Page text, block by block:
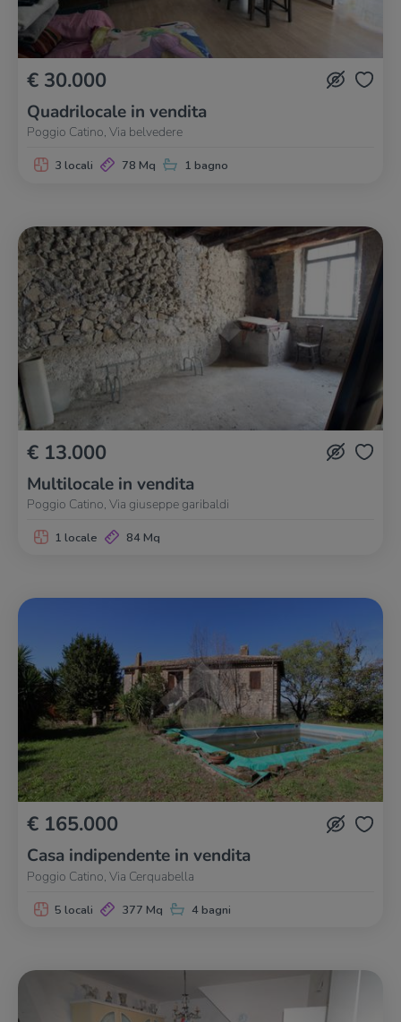
€ 30.000
Quadrilocale in vendita
Poggio Catino, Via belvedere
3 locali 78 Mq 1 bagno
€ 13.000
Multilocale in vendita
Poggio Catino, Via giuseppe garibaldi
1 locale 84 Mq
€ 165.000
Casa indipendente in vendita
Poggio Catino, Via Cerquabella
5 locali 377 Mq 4 bagni